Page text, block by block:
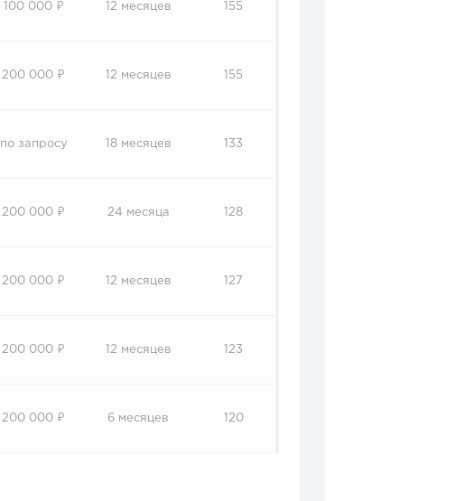
100 000 ₽ 12 месяцев 155
200 000 ₽ 12 месяцев 155
по запросу 18 месяцев 133
200 000 ₽ 24 месяца 128
200 000 ₽ 12 месяцев 127
200 000 ₽ 12 месяцев 123
200 000 ₽ 6 месяцев 120